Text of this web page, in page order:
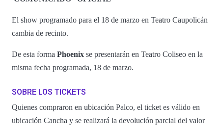
El show programado para el 18 de marzo en Teatro Caupolicán
cambia de recinto.
De esta forma Phoenix se presentarán en Teatro Coliseo en la
misma fecha programada, 18 de marzo.
SOBRE LOS TICKETS
Quienes compraron en ubicación Palco, el ticket es válido en
ubicación Cancha y se realizará la devolución parcial del valor